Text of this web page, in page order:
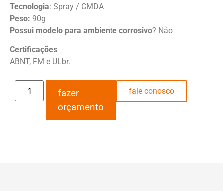
Tecnologia: Spray / CMDA
Peso: 90g
Possui modelo para ambiente corrosivo? Não
Certificações
ABNT, FM e ULbr.
fazer
orçamento
fale conosco